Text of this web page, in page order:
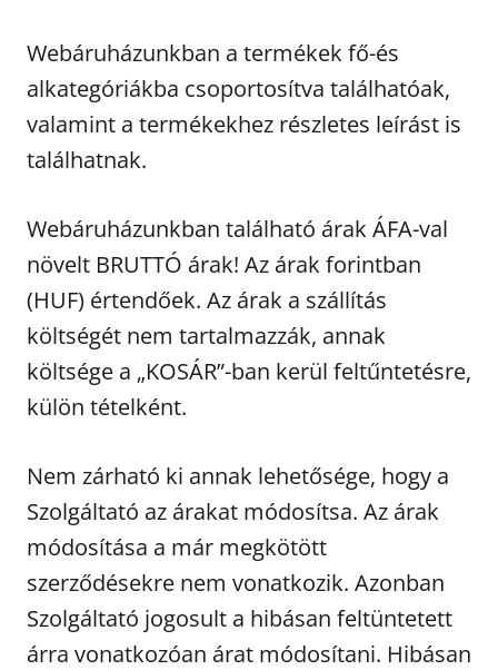
Webáruházunkban a termékek fő-és
alkategóriákba csoportosítva találhatóak,
valamint a termékekhez részletes leírást is
találhatnak.
Webáruházunkban található árak ÁFA-val
növelt BRUTTÓ árak! Az árak forintban
(HUF) értendőek. Az árak a szállítás
költségét nem tartalmazzák, annak
költsége a „KOSÁR”-ban kerül feltűntetésre,
külön tételként.
Nem zárható ki annak lehetősége, hogy a
Szolgáltató az árakat módosítsa. Az árak
módosítása a már megkötött
szerződésekre nem vonatkozik. Azonban
Szolgáltató jogosult a hibásan feltüntetett
árra vonatkozóan árat módosítani. Hibásan